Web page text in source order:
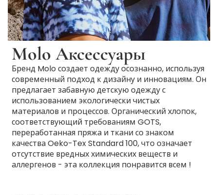
Molo Аксессуары
Бренд Molo создает одежду осознанно, используя
современный подход к дизайну и инновациям. Он
предлагает забавную детскую одежду с
использованием экологически чистых
материалов и процессов. Органический хлопок,
соответствующий требованиям GOTS,
переработанная пряжа и ткани со знаком
качества Oeko-Tex Standard 100, что означает
отсутствие вредных химических веществ и
аллергенов - эта коллекция понравится всем !